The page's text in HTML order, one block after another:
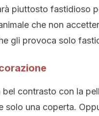
piuttosto fastidioso
che non
gli provoca solo
bel contrasto con la
solo una coperta.